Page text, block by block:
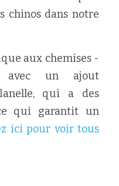
chinos dans notre
aux chemises -
avec un ajout
qui a des
qui garantit un
ici pour voir tous